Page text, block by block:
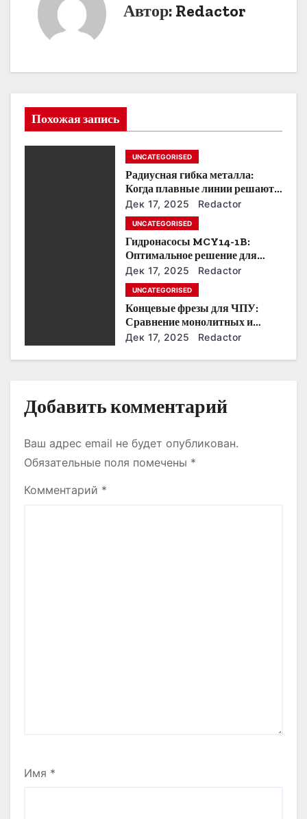
ц
я
п
я
Автор: Redactor
Похожая запись
UNCATEGORISED
Радиусная гибка металла:
Когда плавные линии решают
все.
Дек 17, 2025 Redactor
UNCATEGORISED
Гидронасосы MCY14-1B:
Оптимальное решение для
модернизации гидросистем.
Дек 17, 2025 Redactor
UNCATEGORISED
Концевые фрезы для ЧПУ:
Сравнение монолитных и
сборных решений.
Дек 17, 2025 Redactor
Добавить комментарий
Ваш адрес email не будет опубликован.
Обязательные поля помечены *
Комментарий *
Имя *